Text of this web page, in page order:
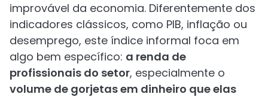
improvável da economia. Diferentemente dos
indicadores clássicos, como PIB, inflação ou
desemprego, este índice informal foca em
algo bem específico: a renda de
profissionais do setor, especialmente o
volume de gorjetas em dinheiro que elas